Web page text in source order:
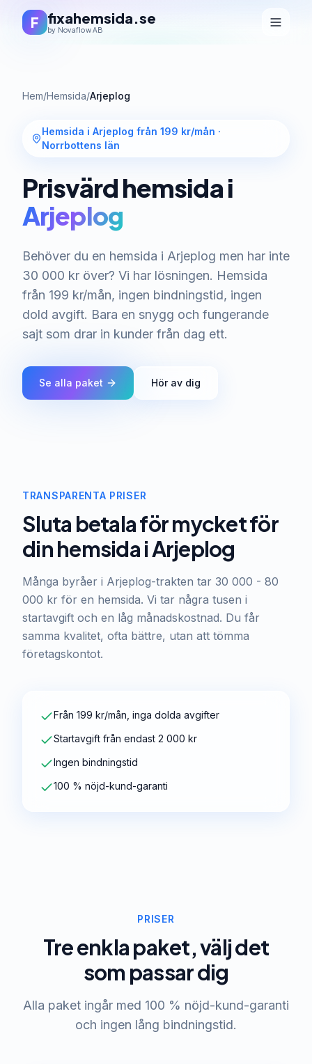
F fixahemsida.se
by Novaflow AB
Hem/Hemsida/Arjeplog
Hemsida i Arjeplog från 199 kr/mån ·
Norrbottens län
Prisvärd hemsida i
Arjeplog
Behöver du en hemsida i Arjeplog men har inte
30 000 kr över? Vi har lösningen. Hemsida
från 199 kr/mån, ingen bindningstid, ingen
dold avgift. Bara en snygg och fungerande
sajt som drar in kunder från dag ett.
Se alla paket Hör av dig
TRANSPARENTA PRISER
Sluta betala för mycket för
din hemsida i Arjeplog
Många byråer i Arjeplog-trakten tar 30 000 - 80
000 kr för en hemsida. Vi tar några tusen i
startavgift och en låg månadskostnad. Du får
samma kvalitet, ofta bättre, utan att tömma
företagskontot.
Från 199 kr/mån, inga dolda avgifter
Startavgift från endast 2 000 kr
Ingen bindningstid
100 % nöjd-kund-garanti
PRISER
Tre enkla paket, välj det
som passar dig
Alla paket ingår med 100 % nöjd-kund-garanti
och ingen lång bindningstid.